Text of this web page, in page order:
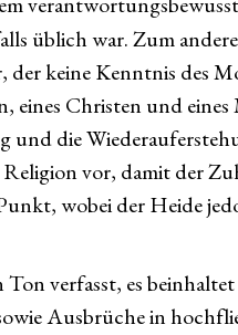
üblich war. Zum
keine Kenntnis des
eines Christen und
und die
vor, damit der
wobei der Heide
verfasst, es
Ausbrüche in